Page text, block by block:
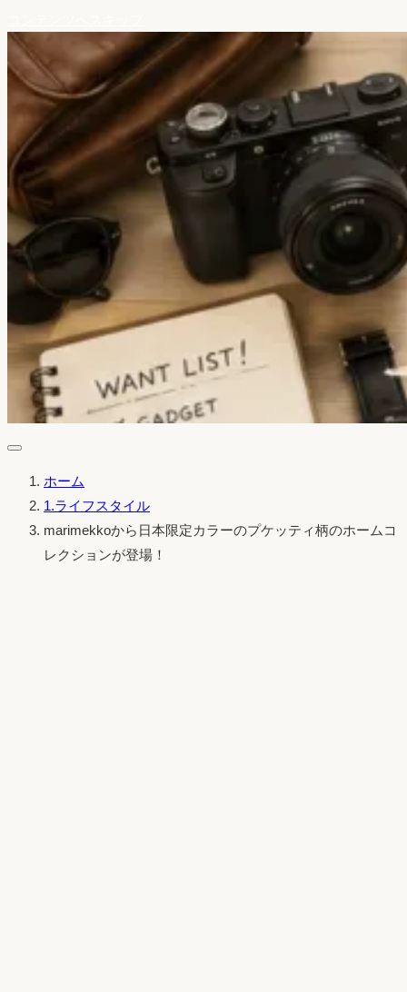
ホーム
1.ライフスタイル
marimekkoから日本限定カラーのプケッティ柄のホームコ
レクションが登場！